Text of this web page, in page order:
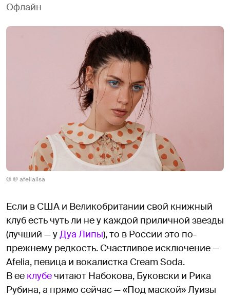
Офлайн
© @ afelialisa
Если в США и Великобритании свой книжный
клуб есть чуть ли не у каждой приличной звезды
(лучший — уДуа Липы), то в России это по-
прежнему редкость. Счастливое исключение —
Afelia, певица и вокалистка Cream Soda.
В ее клубе читают Набокова, Буковски и Рика
Рубина, а прямо сейчас — «Под маской» Луизы